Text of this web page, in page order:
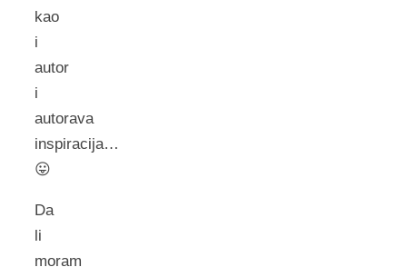
kao
i
autor
i
autorava
inspiracija…
😛
Da
li
moram